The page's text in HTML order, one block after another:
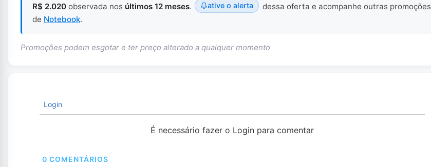
R$ 2.020 observada nos últimos 12 meses. ative o alerta
dessa oferta e acompanhe outras promoções
de Notebook.
Promoções podem esgotar e ter preço alterado a qualquer momento
Login
É necessário fazer o Login para comentar
0 COMENTÁRIOS